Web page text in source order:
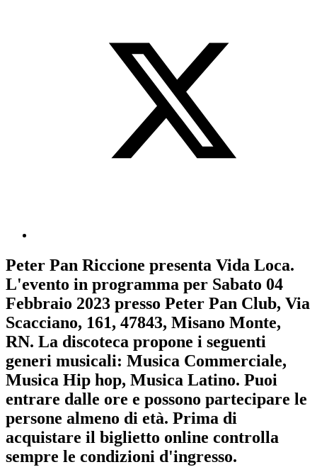
Peter Pan Riccione presenta Vida Loca.
L'evento in programma per Sabato 04
Febbraio 2023 presso Peter Pan Club, Via
Scacciano, 161, 47843, Misano Monte,
RN. La discoteca propone i seguenti
generi musicali: Musica Commerciale,
Musica Hip hop, Musica Latino. Puoi
entrare dalle ore e possono partecipare le
persone almeno di età. Prima di
acquistare il biglietto online controlla
sempre le condizioni d'ingresso.